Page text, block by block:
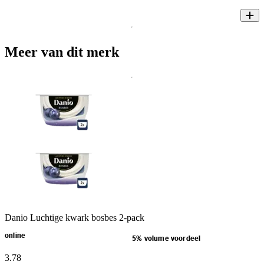
Meer van dit merk
Danio Luchtige kwark bosbes 2-pack
online 5% volume voordeel
3.78